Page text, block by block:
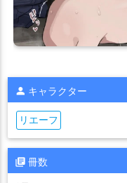
キャラクター
リエーフ
冊数